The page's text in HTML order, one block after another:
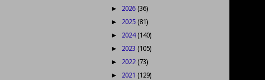
► 2026 (36)
► 2025 (81)
► 2024(140)
► 2023 (105)
► 2022 (73)
► 2021 (129)